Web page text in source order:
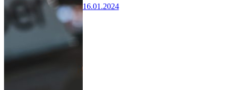
16.01.2024